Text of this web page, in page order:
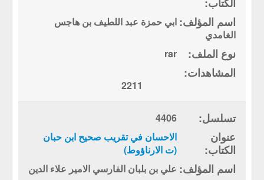
ابي حمزة عبد اللطيف بن هاجس
الغامدي
rar
2211
4406
الاحسان في تقريب صحيح ابن حبان
(ت الارناؤوط)
علي بن بلبان الفارسي الامير علاء الدين